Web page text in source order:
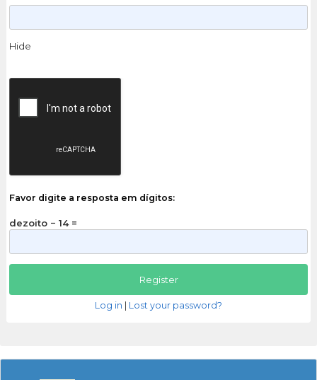
Hide
Favor digite a resposta em dígitos:
dezoito − 14 =
Log in Lost your password?